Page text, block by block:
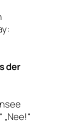
der
„Nee!“